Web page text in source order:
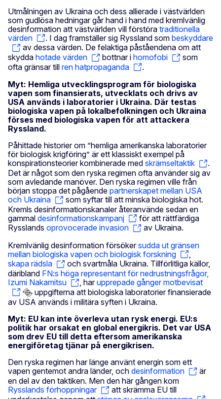
Utmålningen av Ukraina och dess allierade i västvärlden
som gudlösa hedningar går hand i hand med kremlvänlig
desinformation att västvärlden vill förstöra traditionella
värden
. I dag framställer sig Ryssland som beskyddare
av dessa värden. De felaktiga påståendena om att
skydda hotade värden bottnar i homofobi
som
ofta gränsar till ren hatpropaganda
.
Myt: Hemliga utvecklingsprogram för biologiska
vapen som finansierats, utvecklats och drivs av
USA används i laboratorier i Ukraina. Där testas
biologiska vapen på lokalbefolkningen och Ukraina
förses med biologiska vapen för att attackera
Ryssland.
Påhittade historier om ”hemliga amerikanska laboratorier
för biologisk krigföring” är ett klassiskt exempel på
konspirationsteorier kombinerade med skrämseltaktik
.
Det är något som den ryska regimen ofta använder sig av
som avledande manöver. Den ryska regimen ville från
början stoppa det pågående partnerskapet mellan USA
och Ukraina
som syftar till att minska biologiska hot.
Kremls desinformationskanaler återanvände sedan en
gammal desinformationskampanj
för att rättfärdiga
Rysslands oprovocerade invasion
av Ukraina.
Kremlvänlig desinformation försökersudda ut gränsen
mellan biologiska vapen och biologisk forskning
skapa rädsla
och svartmåla Ukraina. Tillförlitliga källor,
däribland FN:s höga representant för nedrustningsfrågor,
Izumi Nakamitsu
, harupprepade gånger motbevisat
uppgifterna att biologiska laboratorier finansierade
av USA används i militära syften i Ukraina.
Myt: EU kan inte överleva utan rysk energi. EU:s
politik har orsakat en global energikris. Det var USA
som drev EU till detta eftersom amerikanska
energiföretag tjänar på energikrisen.
Den ryska regimen har länge använt energin som ett
vapen gentemot andra länder, och desinformation
är
en del av den taktiken. Men den här gången kom
Rysslands förhoppningar
att skrämma EU till